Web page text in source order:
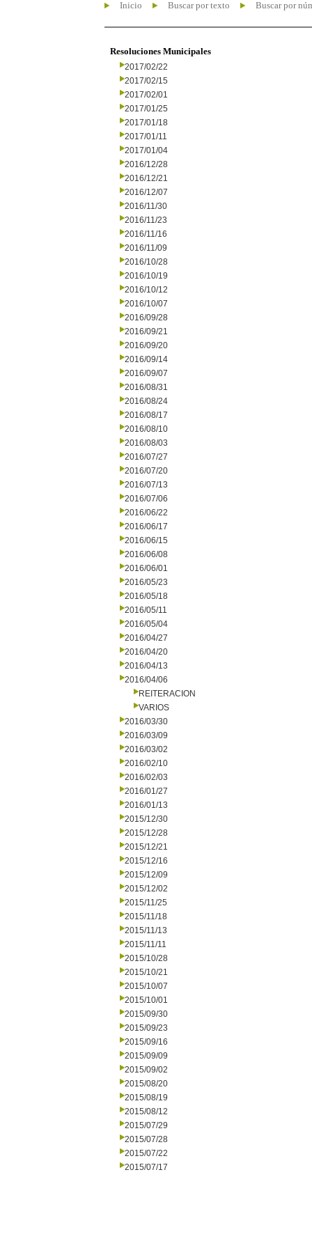
Inicio Buscar por texto Buscar por
Resoluciones Municipales
2017/02/22
2017/02/15
2017/02/01
2017/01/25
2017/01/18
2017/01/11
2017/01/04
2016/12/28
2016/12/21
2016/12/07
2016/11/30
2016/11/23
2016/11/16
2016/11/09
2016/10/28
2016/10/19
2016/10/12
2016/10/07
2016/09/28
2016/09/21
2016/09/20
2016/09/14
2016/09/07
2016/08/31
2016/08/24
2016/08/17
2016/08/10
2016/08/03
2016/07/27
2016/07/20
2016/07/13
2016/07/06
2016/06/22
2016/06/17
2016/06/15
2016/06/08
2016/06/01
2016/05/23
2016/05/18
2016/05/11
2016/05/04
2016/04/27
2016/04/20
2016/04/13
2016/04/06
REITERACION
VARIOS
2016/03/30
2016/03/09
2016/03/02
2016/02/10
2016/02/03
2016/01/27
2016/01/13
2015/12/30
2015/12/28
2015/12/21
2015/12/16
2015/12/09
2015/12/02
2015/11/25
2015/11/18
2015/11/13
2015/11/11
2015/10/28
2015/10/21
2015/10/07
2015/10/01
2015/09/30
2015/09/23
2015/09/16
2015/09/09
2015/09/02
2015/08/20
2015/08/19
2015/08/12
2015/07/29
2015/07/28
2015/07/22
2015/07/17